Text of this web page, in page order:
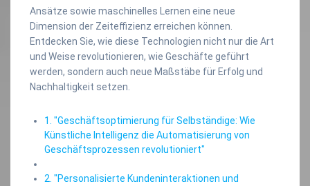
Ansätze sowie maschinelles Lernen eine neue
Dimension der Zeiteffizienz erreichen können.
Entdecken Sie, wie diese Technologien nicht nur die Art
und Weise revolutionieren, wie Geschäfte geführt
werden, sondern auch neue Maßstäbe für Erfolg und
Nachhaltigkeit setzen.
1. "Geschäftsoptimierung für Selbständige: Wie
Künstliche Intelligenz die Automatisierung von
Geschäftsprozessen revolutioniert"
2. "Personalisierte Kundeninteraktionen und